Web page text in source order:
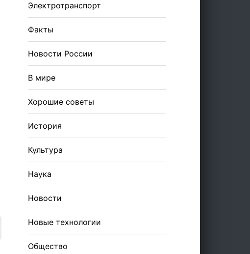
Электротранспорт
Факты
Новости России
В мире
Хорошие советы
История
Культура
Наука
Новости
Новые технологии
Общество